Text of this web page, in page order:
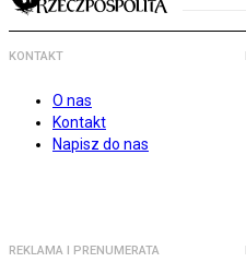
KONTAKT
O nas
Kontakt
Napisz do nas
REKLAMA I PRENUMERATA